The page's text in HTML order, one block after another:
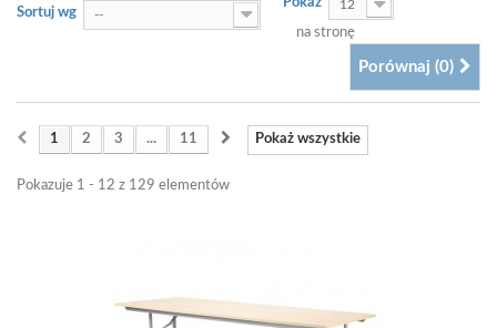
Sortuj wg --
12
na stronę
Porównaj (0)
Pokaż wszystkie
1 2 3 ... 11
Pokazuje 1 - 12 z 129 elementów